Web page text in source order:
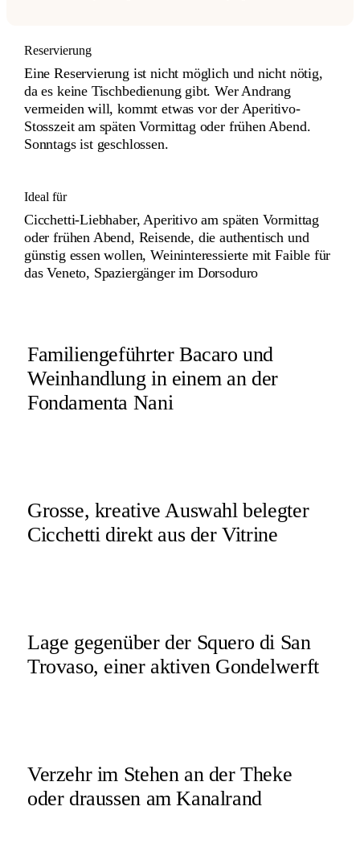
Reservierung
Eine Reservierung ist nicht möglich und nicht nötig,
da es keine Tischbedienung gibt. Wer Andrang
vermeiden will, kommt etwas vor der Aperitivo-
Stosszeit am späten Vormittag oder frühen Abend.
Sonntags ist geschlossen.
Ideal für
Cicchetti-Liebhaber, Aperitivo am späten Vormittag
oder frühen Abend, Reisende, die authentisch und
günstig essen wollen, Weininteressierte mit Faible für
das Veneto, Spaziergänger im Dorsoduro
Familiengeführter Bacaro und
Weinhandlung in einem an der
Fondamenta Nani
Grosse, kreative Auswahl belegter
Cicchetti direkt aus der Vitrine
Lage gegenüber der Squero di San
Trovaso, einer aktiven Gondelwerft
Verzehr im Stehen an der Theke
oder draussen am Kanalrand